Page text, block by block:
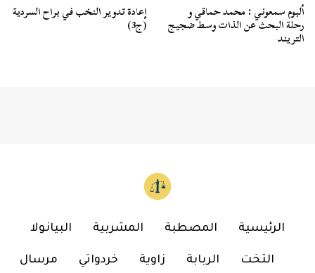
ألبوم سمعوني : محمد حماقي و
رحلة البحث عن الذات وسط ضجيج
التريند
إعادة تدوير النخب في براح السردية
(ج3)
الرئيسية المصطبة المشربية البيانولا
التخت الربابة زاوية خردواتي مرسال